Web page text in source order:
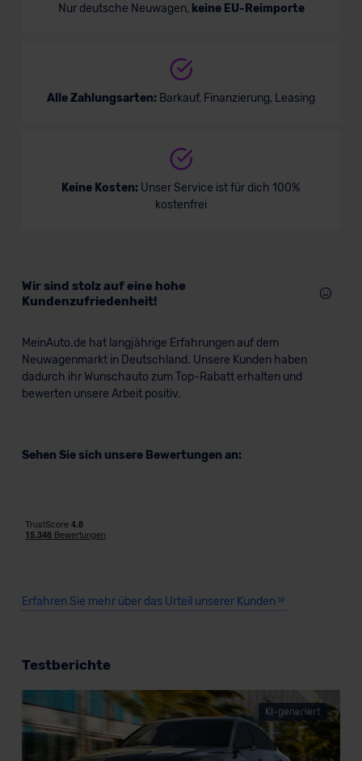
Nur deutsche Neuwagen, keine EU-Reimporte
Alle Zahlungsarten: Barkauf, Finanzierung, Leasing
Keine Kosten: Unser Service ist für dich 100%
kostenfrei
Wir sind stolz auf eine hohe
Kundenzufriedenheit!
MeinAuto.de hat langjährige Erfahrungen auf dem
Neuwagenmarkt in Deutschland. Unsere Kunden haben
dadurch ihr Wunschauto zum Top-Rabatt erhalten und
bewerten unsere Arbeit positiv.
Sehen Sie sich unsere Bewertungen an:
Erfahren Sie mehr über das Urteil unserer Kunden
Testberichte
KI-generiert